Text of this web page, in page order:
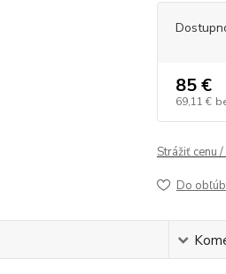
85 €
69,11 €
Strážiť cenu
Do